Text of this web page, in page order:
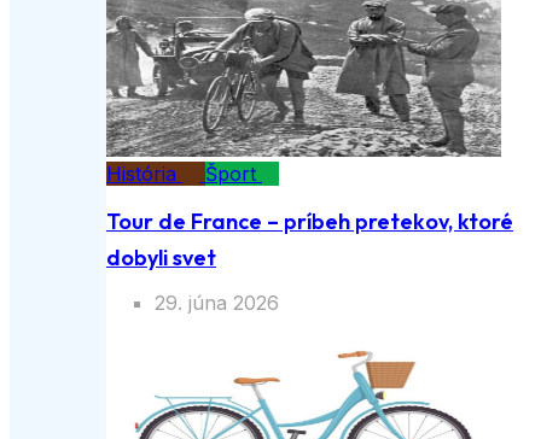
História Šport
Tour de France – príbeh pretekov, ktoré
dobyli svet
29. júna 2026